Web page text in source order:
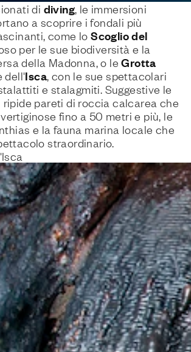
di diving, le immersioni
a scoprire i fondali più
come loScoglio del
per le sue biodiversità e la
della Madonna, o leGrotta
dell'Isca, con le sue spettacolari
e stalagmiti. Suggestive le
ripide pareti di roccia calcarea che
fino a 50 metri e più, le
e la fauna marina locale che
straordinario.